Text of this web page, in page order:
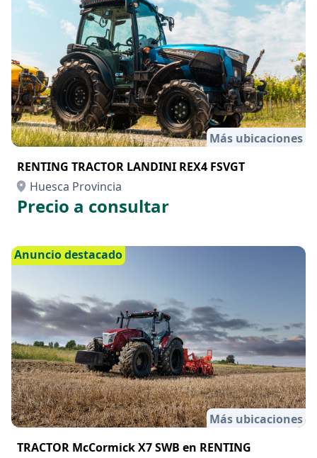
Más ubicaciones
RENTING TRACTOR LANDINI REX4 FSVGT
Huesca Provincia
Precio a consultar
Anuncio destacado
Más ubicaciones
TRACTOR McCormick X7 SWB en RENTING